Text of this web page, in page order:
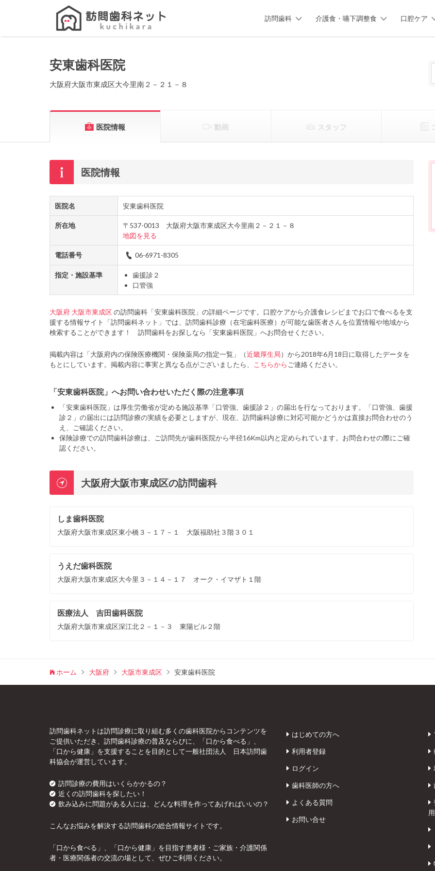
訪問歯科 介護食・嚥下調整食 口腔ケア
Search
安東歯科医院
大阪府大阪市東成区大今里南２－２１－８
医院情報 動画 スタッフ
医院情報
医院名 安東歯科医院
所在地
〒537-0013 大阪府大阪市東成区大今里南２－２１－８
地図を見る
電話番号 06-6971-8305
指定・施設基準
歯援診２
口管強
大阪府 大阪市東成区の訪問歯科「安東歯科医院」の詳細ページです。口腔ケアから介護食レシピまでお口で食べるを支
援する情報サイト「訪問歯科ネット」では、訪問歯科診療（在宅歯科医療）が可能な歯医者さんを位置情報や地域から
検索することができます！ 訪問歯科をお探しなら「安東歯科医院」へお問合せください。
掲載内容は「大阪府内の保険医療機関・保険薬局の指定一覧」（近畿厚生局）から2018年6月18日に取得したデータを
もとにしています。掲載内容に事実と異なる点がございましたら、
こちらから ご連絡ください。
「安東歯科医院」へお問い合わせいただく際の注意事項
「安東歯科医院」は厚生労働省が定める施設基準「口管強、歯援診２」の届出を行なっております。「口管強、歯援
診２」の届出には訪問診療の実績を必要としますが、現在、訪問歯科診療に対応可能かどうかは直接お問合わせのう
え、ご確認ください。
保険診療での訪問歯科診療は、ご訪問先が歯科医院から半径16Km以内と定められています。お問合わせの際にご確
認ください。
大阪府大阪市東成区の訪問歯科
しま歯科医院
大阪府大阪市東成区東小橋３－１７－１ 大阪福助社３階３０１
うえだ歯科医院
大阪府大阪市東成区大今里３－１４－１７ オーク・イマザト１階
医療法人 吉田歯科医院
大阪府大阪市東成区深江北２－１－３ 東陽ビル２階
ホーム 大阪府 大阪市東成区 安東歯科医院
訪問歯科ネットは訪問診療に取り組む多くの歯科医院からコンテンツを
ご提供いただき、訪問歯科診療の普及ならびに、「口から食べる」、
「口から健康」を支援することを目的として一般社団法人 日本訪問歯
科協会が運営しています。
訪問診療の費用はいくらかかるの？
近くの訪問歯科を探したい！
飲み込みに問題がある人には、どんな料理を作ってあげればいいの？
こんなお悩みを解決する訪問歯科の総合情報サイトです。
「口から食べる」、「口から健康」を目指す患者様・ご家族・介護関係
者・医療関係者の交流の場として、ぜひご利用ください。
はじめての方へ
利用者登録
ログイン
歯科医師の方へ
よくある質問
お問い合せ